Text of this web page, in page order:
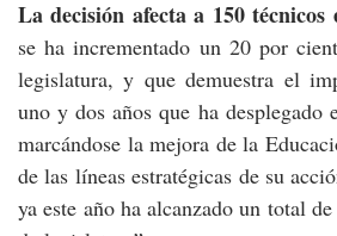
La decisión afectaa 150 técnicos
se ha incrementado un 20 por
legislatura, y que demuestra el
uno y dos años que ha desplegado
marcándose la mejora de la
de las líneas estratégicas de su
ya este año ha alcanzado un total